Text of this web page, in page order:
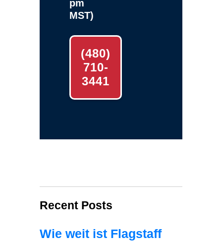
pm
MST)
(480)
710-
3441
Recent Posts
Wie weit ist Flagstaff